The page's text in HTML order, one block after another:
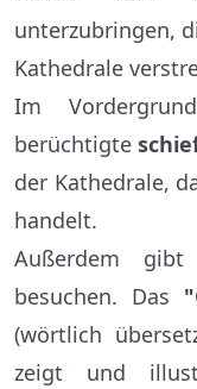
unterzubringen,
Kathedrale
Im
berüchtigte
der Kathedrale,
handelt.
Außerdem
besuchen. Das
(wörtlich
zeigt und